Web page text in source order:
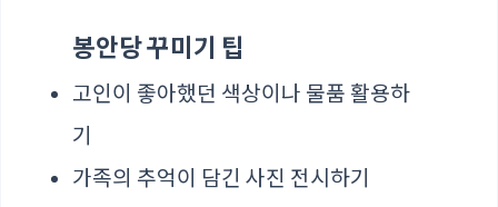
봉안당 꾸미기 팁
고인이 좋아했던 색상이나 물품 활용하
기
가족의 추억이 담긴 사진 전시하기